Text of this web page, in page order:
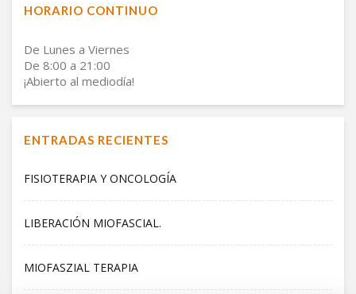
HORARIO CONTINUO
De Lunes a Viernes
De 8:00 a 21:00
¡Abierto al mediodía!
ENTRADAS RECIENTES
FISIOTERAPIA Y ONCOLOGÍA
LIBERACIÓN MIOFASCIAL.
MIOFASZIAL TERAPIA